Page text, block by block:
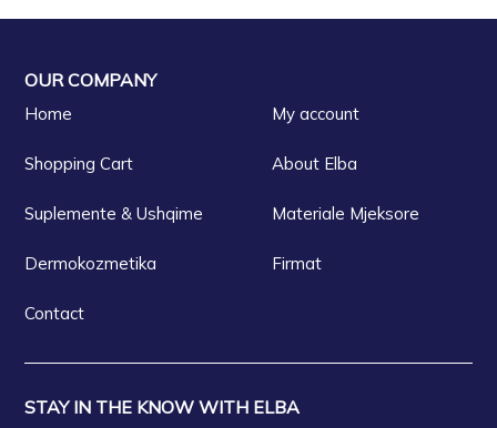
OUR COMPANY
Home My account
Shopping Cart About Elba
Suplemente & Ushqime Materiale Mjeksore
Dermokozmetika Firmat
Contact
STAY IN THE KNOW WITH ELBA